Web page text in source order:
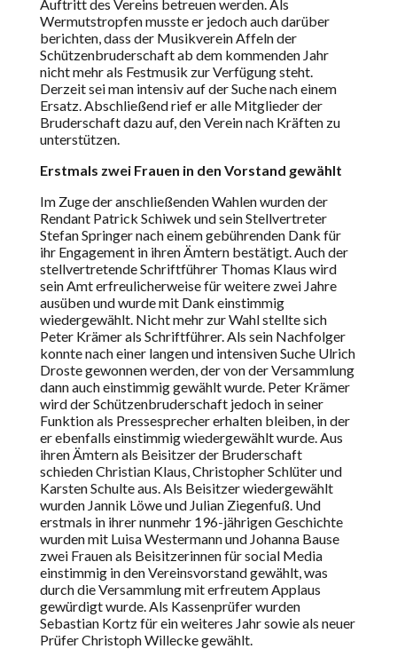
Auftritt des Vereins betreuen werden. Als
Wermutstropfen musste er jedoch auch darüber
berichten, dass der Musikverein Affeln der
Schützenbruderschaft ab dem kommenden Jahr
nicht mehr als Festmusik zur Verfügung steht.
Derzeit sei man intensiv auf der Suche nach einem
Ersatz. Abschließend rief er alle Mitglieder der
Bruderschaft dazu auf, den Verein nach Kräften zu
unterstützen.
Erstmals zwei Frauen in den Vorstand gewählt
Im Zuge der anschließenden Wahlen wurden der
Rendant Patrick Schiwek und sein Stellvertreter
Stefan Springer nach einem gebührenden Dank für
ihr Engagement in ihren Ämtern bestätigt. Auch der
stellvertretende Schriftführer Thomas Klaus wird
sein Amt erfreulicherweise für weitere zwei Jahre
ausüben und wurde mit Dank einstimmig
wiedergewählt. Nicht mehr zur Wahl stellte sich
Peter Krämer als Schriftführer. Als sein Nachfolger
konnte nach einer langen und intensiven Suche Ulrich
Droste gewonnen werden, der von der Versammlung
dann auch einstimmig gewählt wurde. Peter Krämer
wird der Schützenbruderschaft jedoch in seiner
Funktion als Pressesprecher erhalten bleiben, in der
er ebenfalls einstimmig wiedergewählt wurde. Aus
ihren Ämtern als Beisitzer der Bruderschaft
schieden Christian Klaus, Christopher Schlüter und
Karsten Schulte aus. Als Beisitzer wiedergewählt
wurden Jannik Löwe und Julian Ziegenfuß. Und
erstmals in ihrer nunmehr 196-jährigen Geschichte
wurden mit Luisa Westermann und Johanna Bause
zwei Frauen als Beisitzerinnen für social Media
einstimmig in den Vereinsvorstand gewählt, was
durch die Versammlung mit erfreutem Applaus
gewürdigt wurde. Als Kassenprüfer wurden
Sebastian Kortz für ein weiteres Jahr sowie als neuer
Prüfer Christoph Willecke gewählt.